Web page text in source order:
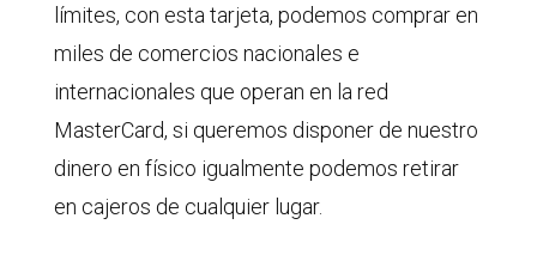
límites, con esta tarjeta, podemos comprar en
miles de comercios nacionales e
internacionales que operan en la red
MasterCard, si queremos disponer de nuestro
dinero en físico igualmente podemos retirar
en cajeros de cualquier lugar.